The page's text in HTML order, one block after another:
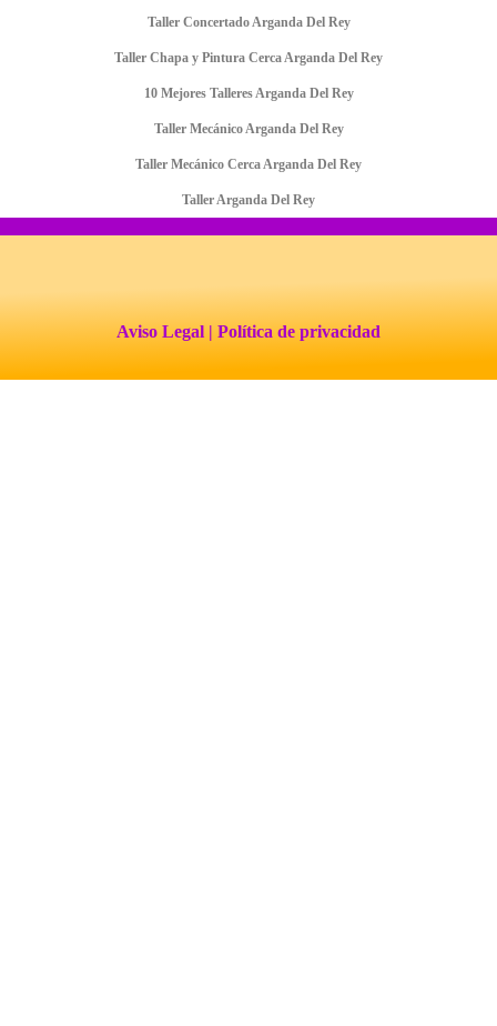
Taller Concertado Arganda Del Rey
Taller Chapa y Pintura Cerca Arganda Del Rey
10 Mejores Talleres Arganda Del Rey
Taller Mecánico Arganda Del Rey
Taller Mecánico Cerca Arganda Del Rey
Taller Arganda Del Rey
Aviso Legal | Política de privacidad